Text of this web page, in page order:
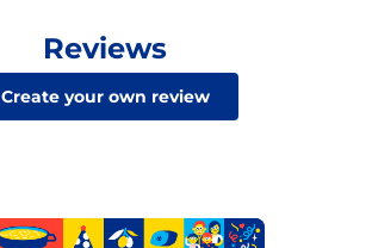
Reviews
Create your own review